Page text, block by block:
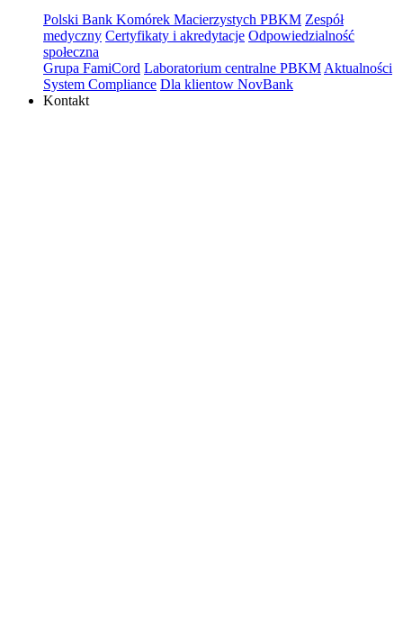
Polski Bank Komórek Macierzystych PBKM Zespół
medyczny Certyfikaty i akredytacje Odpowiedzialność
społeczna
Grupa FamiCord Laboratorium centralne PBKM Aktualności
System Compliance Dla klientow NovBank
Kontakt